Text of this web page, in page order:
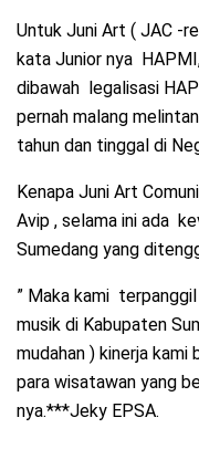
Untuk Juni Art ( JAC -
kata Junior nya
dibawah legalisasi
pernah malang
tahun dan tinggal di
Kenapa Juni Art
Avip , selama ini ada
Sumedang yang
” Maka kami
musik di Kabupaten
mudahan ) kinerja
para wisatawan yang
nya.***Jeky EPSA.